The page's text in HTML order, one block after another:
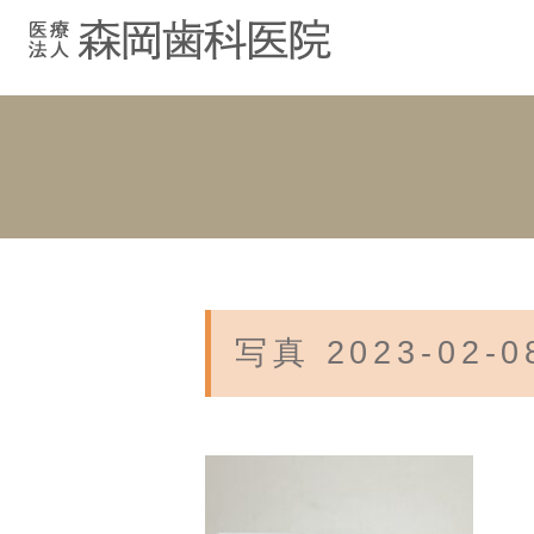
むし歯治療
小児歯科
院長紹介 院内紹介
院長ブログ スタッフブ
写真 2023-02-